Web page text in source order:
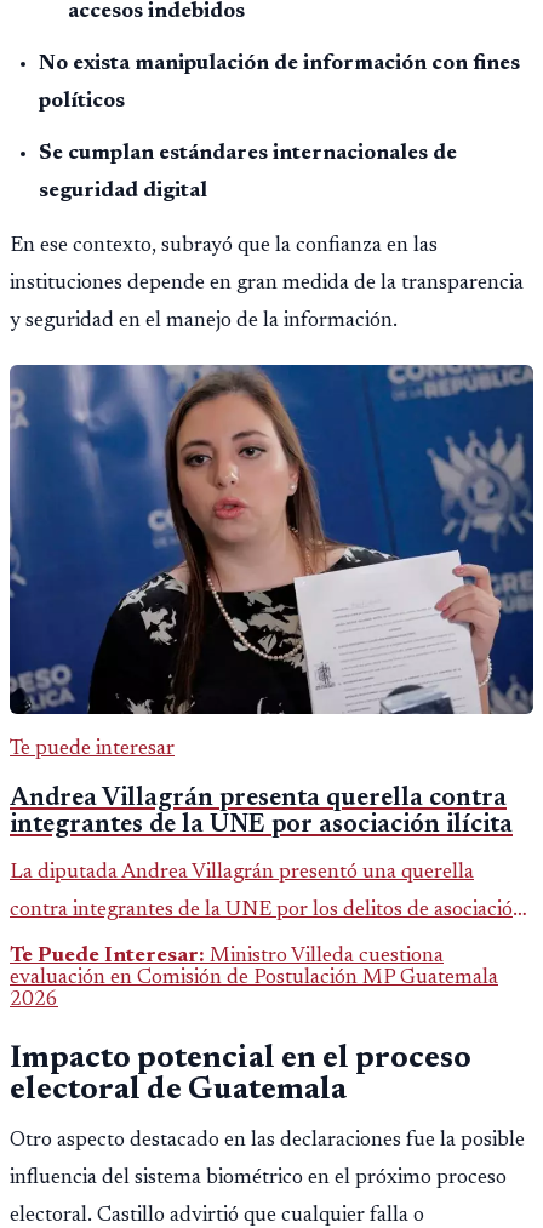
accesos indebidos
No exista manipulación de información con fines
políticos
Se cumplan estándares internacionales de
seguridad digital
En ese contexto, subrayó que la confianza en las
instituciones depende en gran medida de la transparencia
y seguridad en el manejo de la información.
Te puede interesar
Andrea Villagrán presenta querella contra
integrantes de la UNE por asociación ilícita
La diputada Andrea Villagrán presentó una querella
contra integrantes de la UNE por los delitos de asociación
ilícita, terrorismo y sedición.
Te Puede Interesar: Ministro Villeda cuestiona
evaluación en Comisión de Postulación MP Guatemala
2026
Impacto potencial en el proceso
electoral de Guatemala
Otro aspecto destacado en las declaraciones fue la posible
influencia del sistema biométrico en el próximo proceso
electoral. Castillo advirtió que cualquier falla o